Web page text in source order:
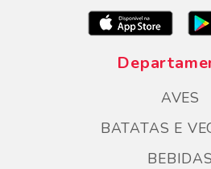
AVES
BATATAS E
BEBIDAS